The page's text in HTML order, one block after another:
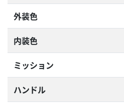
外装色
内装色
ミッション
ハンドル